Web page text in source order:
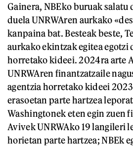
Gainera, NBEko buruak salatu
duela UNRWAren aurkako
kanpaina bat. Besteak beste,
aurkako ekintzak egitea egotzi
horretako kideei. 2024ra arte
UNRWAren finantzatzaile
agentzia horretako kideei
erasoetan parte hartzea
Washingtonek eten egin zuen
Avivek UNRWAko 19 langileri
horietan parte hartzea; NBEk